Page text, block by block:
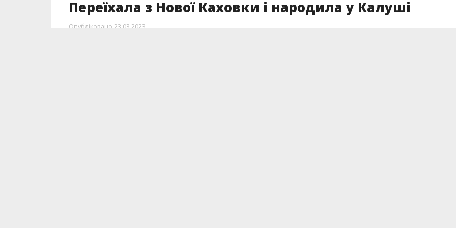
Переїхала з Нової Каховки і народила у Калуші
Опубліковано 23.03.2023